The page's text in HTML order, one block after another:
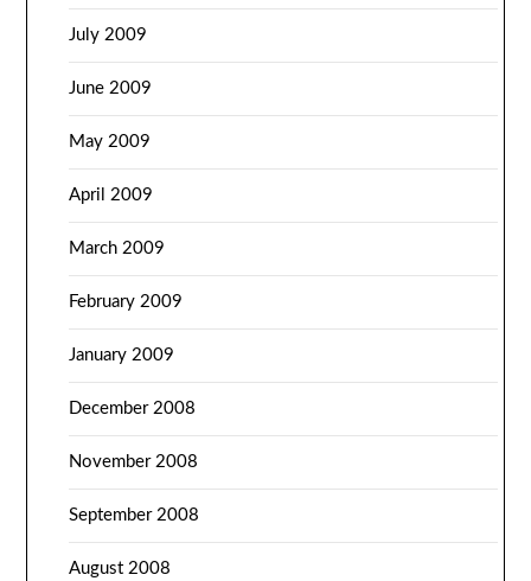
July 2009
June 2009
May 2009
April 2009
March 2009
February 2009
January 2009
December 2008
November 2008
September 2008
August 2008